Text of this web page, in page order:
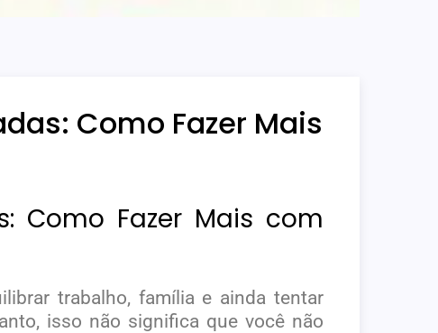
Como Fazer Mais
Como Fazer Mais com
trabalho, família e ainda tentar
isso não significa que você não